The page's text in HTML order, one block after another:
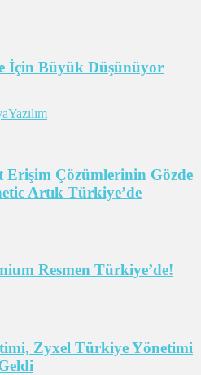
İçin Büyük Düşünüyor
Yazılım
Erişim Çözümlerinin Gözde
Artık Türkiye’de
Resmen Türkiye’de!
Zyxel Türkiye Yönetimi